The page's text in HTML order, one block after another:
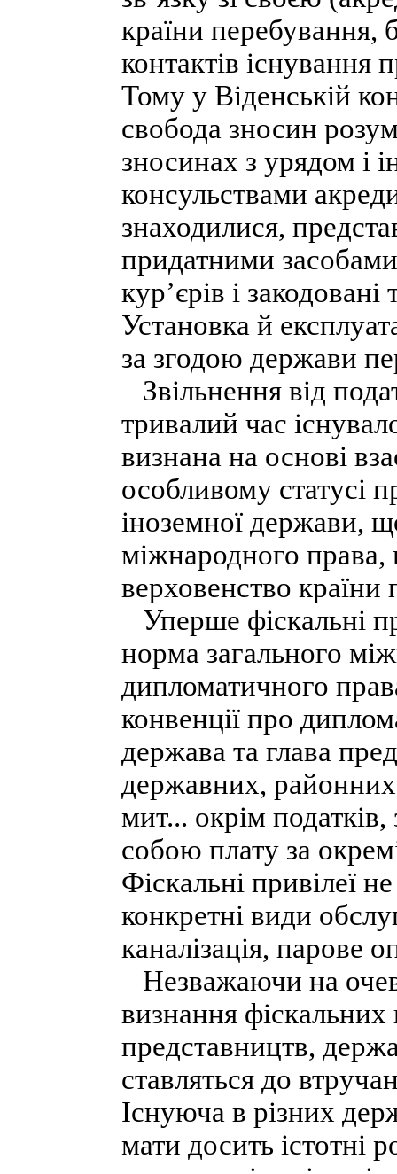
країни перебування,
контактів існування
Тому у Віденській
свобода зносин
зносинах з урядом і
консульствами
знаходилися,
придатними
кур’єрів і
Установка й
за згодою держави
Звільнення від
тривалий час
визнана на основі
особливому статусі
іноземної держави,
міжнародного права,
верховенство країни
Уперше фіскальні
норма загального
дипломатичного
конвенції про
держава та глава
державних, районних
мит... окрім
собою плату за
Фіскальні привілеї
конкретні види
каналізація, парове
Незважаючи на
визнання
представництв,
ставляться до
Існуюча в різних
мати досить істотні